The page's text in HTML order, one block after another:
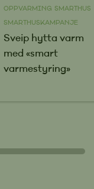
OPPVARMING SMARTHUS
SMARTHUSKAMPANJE
Sveip hytta varm
med «smart
varmestyring»